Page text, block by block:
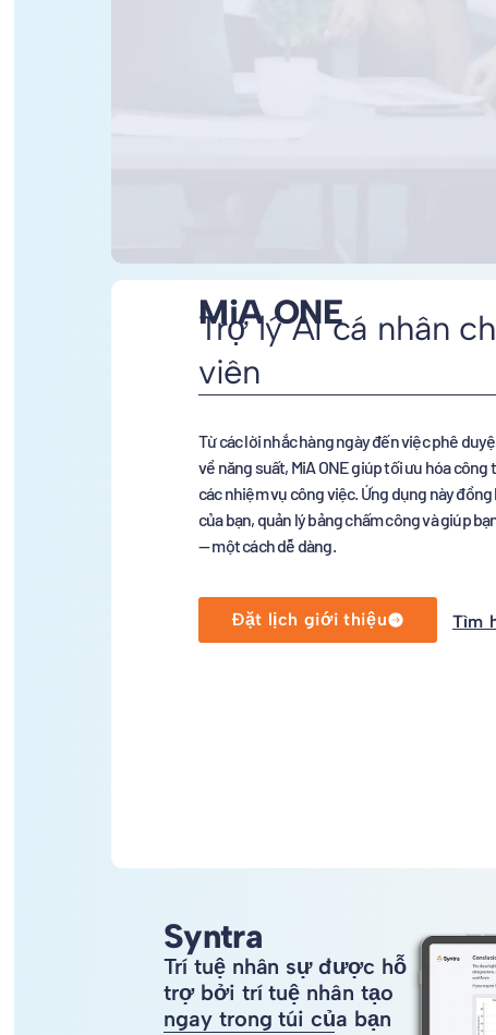
MiA ONE
Trợ lý AI cá nhân
viên
Từ các lời nhắc hàng ngày đến việc phê
về năng suất, MiA ONE giúp tối ưu hóa công
các nhiệm vụ công việc. Ứng dụng này
của bạn, quản lý bảng chấm công và giúp
— một cách dễ dàng.
Đặt lịch giới thiệu Tìm
Syntra
Trí tuệ nhân sự được hỗ
trợ bởi trí tuệ nhân tạo
ngay trong túi của bạn